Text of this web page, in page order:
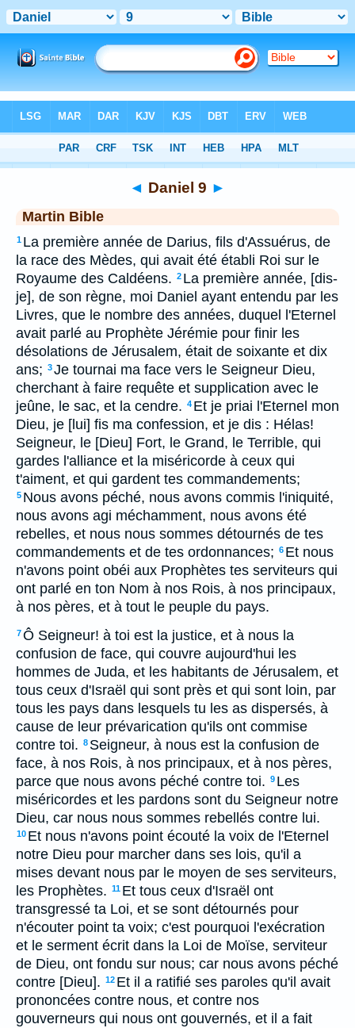
> Daniel 9
◄ Daniel 9 ►
Martin Bible
1 La première année de Darius, fils d'Assuérus, de
la race des Mèdes, qui avait été établi Roi sur le
Royaume des Caldéens. 2 La première année, [dis-
je], de son règne, moi Daniel ayant entendu par les
Livres, que le nombre des années, duquel l'Eternel
avait parlé au Prophète Jérémie pour finir les
désolations de Jérusalem, était de soixante et dix
ans; 3Je tournai ma face vers le Seigneur Dieu,
cherchant à faire requête et supplication avec le
jeûne, le sac, et la cendre. 4 Et je priai l'Eternel mon
Dieu, je [lui] fis ma confession, et je dis : Hélas!
Seigneur, le [Dieu] Fort, le Grand, le Terrible, qui
gardes l'alliance et la miséricorde à ceux qui
t'aiment, et qui gardent tes commandements;
5 Nous avons péché, nous avons commis l'iniquité,
nous avons agi méchamment, nous avons été
rebelles, et nous nous sommes détournés de tes
commandements et de tes ordonnances; 6 Et nous
n'avons point obéi aux Prophètes tes serviteurs qui
ont parlé en ton Nom à nos Rois, à nos principaux,
à nos pères, et à tout le peuple du pays.
7Ô Seigneur! à toi est la justice, et à nous la
confusion de face, qui couvre aujourd'hui les
hommes de Juda, et les habitants de Jérusalem, et
tous ceux d'Israël qui sont près et qui sont loin, par
tous les pays dans lesquels tu les as dispersés, à
cause de leur prévarication qu'ils ont commise
contre toi. 8 Seigneur, à nous est la confusion de
face, à nos Rois, à nos principaux, et à nos pères,
parce que nous avons péché contre toi. 9 Les
miséricordes et les pardons sont du Seigneur notre
Dieu, car nous nous sommes rebellés contre lui.
10 Et nous n'avons point écouté la voix de l'Eternel
notre Dieu pour marcher dans ses lois, qu'il a
mises devant nous par le moyen de ses serviteurs,
les Prophètes. 11 Et tous ceux d'Israël ont
transgressé ta Loi, et se sont détournés pour
n'écouter point ta voix; c'est pourquoi l'exécration
et le serment écrit dans la Loi de Moïse, serviteur
de Dieu, ont fondu sur nous; car nous avons péché
contre [Dieu]. 12 Et il a ratifié ses paroles qu'il avait
prononcées contre nous, et contre nos
gouverneurs qui nous ont gouvernés, et il a fait